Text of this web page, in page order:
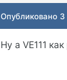
Опубликовано 3
Ну а VE111